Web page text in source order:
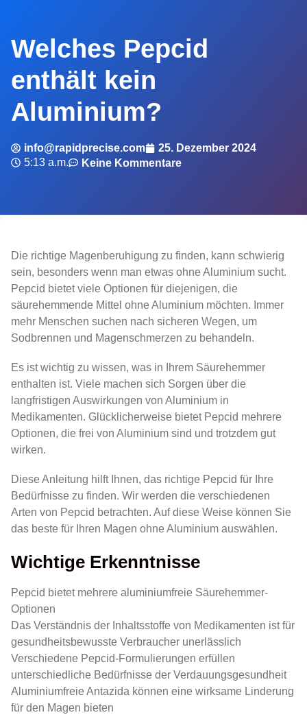
Welches Pepcid
enthält kein
Aluminium?
info@rapidprecise.com
25. Dezember 2024
5:13 a.m.
Keine Kommentare
Die richtige Magenberuhigung zu finden, kann schwierig
sein, besonders wenn man etwas ohne Aluminium sucht.
Pepcid bietet viele Optionen für diejenigen, die
säurehemmende Mittel ohne Aluminium möchten. Immer
mehr Menschen suchen nach sicheren Wegen, um
Sodbrennen und Magenschmerzen zu behandeln.
Es ist wichtig zu wissen, was in Ihrem Säurehemmer
enthalten ist. Viele machen sich Sorgen über die
langfristigen Auswirkungen von Aluminium in
Medikamenten. Glücklicherweise bietet Pepcid mehrere
Optionen, die frei von Aluminium sind und trotzdem gut
wirken.
Diese Anleitung hilft Ihnen, das richtige Pepcid für Ihre
Bedürfnisse zu finden. Wir werden die verschiedenen
Arten von Pepcid betrachten. Auf diese Weise können Sie
das beste für Ihren Magen ohne Aluminium auswählen.
Wichtige Erkenntnisse
Pepcid bietet mehrere aluminiumfreie Säurehemmer-
Optionen
Das Verständnis der Inhaltsstoffe von Medikamenten ist für
gesundheitsbewusste Verbraucher unerlässlich
Verschiedene Pepcid-Formulierungen erfüllen
unterschiedliche Bedürfnisse der Verdauungsgesundheit
Aluminiumfreie Antazida können eine wirksame Linderung
für den Magen bieten